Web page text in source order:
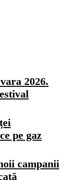
2026.
pe gaz
campanii